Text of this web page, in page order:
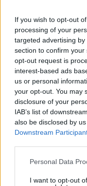
If you wish to opt-out
processing of your
targeted advertising
section to confirm
opt-out request is
interest-based ads
us or personal
your opt-out. You may
disclosure of your
IAB’s list of
also be disclosed by
Downstream
Please note that this
not limited to your visit
Personal Data
I want to opt-out
(ναι μην γελάτε,
ανάλογη
σπουδαίο γεγονός
ίσως απο την
ΑΠΑΝΤΗΣΗ
555
30.10.2021, 21:21
Ληγμένα ή